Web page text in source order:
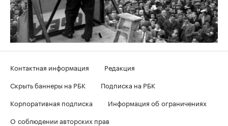
Контактная информация
Редакция
Скрыть баннеры на РБК
Подписка на РБК
Корпоративная подписка
Информация об ограничениях
О соблюдении авторских прав